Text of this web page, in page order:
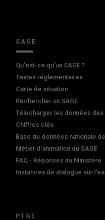
SAGE
Qu'est-ce qu'un SAGE ?
Textes réglementaires
Carte de situation
Rechercher un SAGE
Télécharger les données des
Chiffres clés
Base de données nationale
Métier d'animation du SAGE
FAQ - Réponses du Ministère
Instances de dialogue sur
PTGE